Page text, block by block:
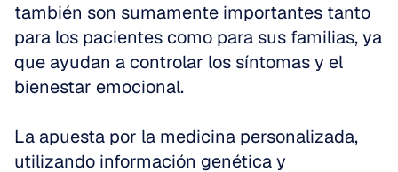
también son sumamente importantes tanto
para los pacientes como para sus familias, ya
que ayudan a controlar los síntomas y el
bienestar emocional.
La apuesta por la medicina personalizada,